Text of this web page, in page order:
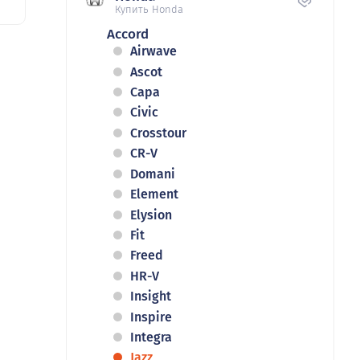
Купить Honda
Accord
Airwave
Ascot
Capa
Civic
Crosstour
CR-V
Domani
Element
Elysion
Fit
Freed
HR-V
Insight
Inspire
Integra